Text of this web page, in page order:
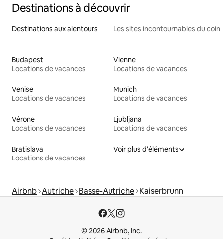
Destinations à découvrir
Destinations aux alentours Les sites incontournables du coin
Budapest
Locations de vacances
Vienne
Locations de vacances
Venise
Locations de vacances
Munich
Locations de vacances
Vérone
Locations de vacances
Ljubljana
Locations de vacances
Bratislava
Locations de vacances
Voir plus d'éléments
Airbnb Autriche Basse-Autriche Kaiserbrunn
© 2026 Airbnb, Inc.